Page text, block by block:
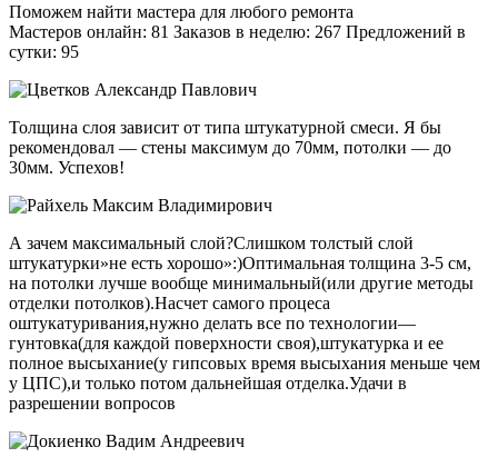
Поможем найти мастера для любого ремонта
Мастеров онлайн: 81 Заказов в неделю: 267 Предложений в
сутки: 95
Толщина слоя зависит от типа штукатурной смеси. Я бы
рекомендовал — стены максимум до 70мм, потолки — до
30мм. Успехов!
А зачем максимальный слой?Слишком толстый слой
штукатурки»не есть хорошо»:)Оптимальная толщина 3-5 см,
на потолки лучше вообще минимальный(или другие методы
отделки потолков).Насчет самого процеса
оштукатуривания,нужно делать все по технологии—
гунтовка(для каждой поверхности своя),штукатурка и ее
полное высыхание(у гипсовых время высыхания меньше чем
у ЦПС),и только потом дальнейшая отделка.Удачи в
разрешении вопросов